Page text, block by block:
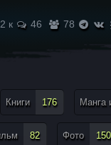
2 к 46 78
Книги 176 Манга
82 Фото 150